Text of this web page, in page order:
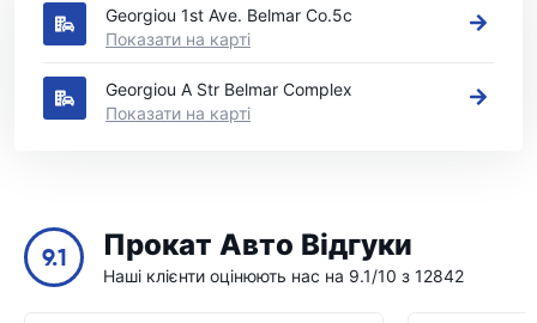
Georgiou 1st Ave. Belmar Co.5c
Показати на карті
Georgiou A Str Belmar Complex
Показати на карті
9.1 Прокат Авто Відгуки
Наші клієнти оцінюють нас на 9.1/10 з 12842